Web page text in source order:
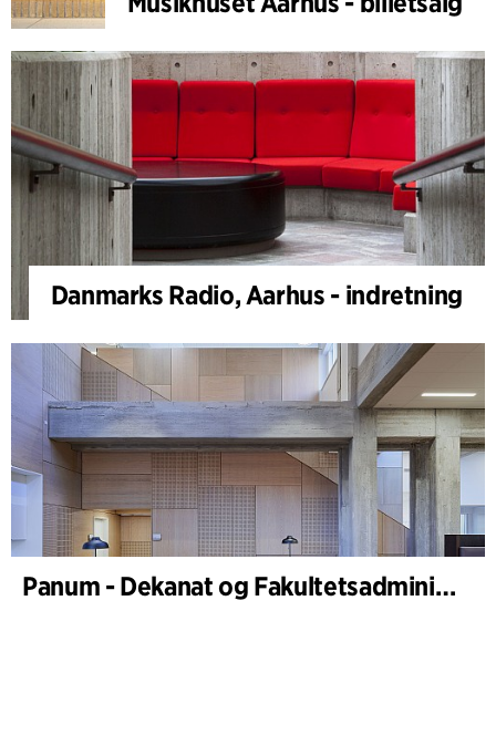
Danmarks Radio, Aarhus - indretning
Panum - Dekanat og Fakultetsadministration